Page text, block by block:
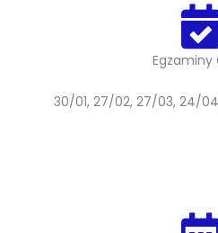
Egzaminy
30/01, 27/02, 27/03, 24/